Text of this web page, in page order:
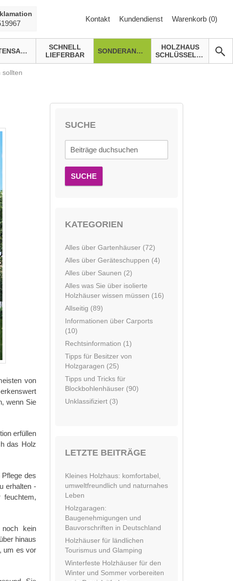
Kontakt Kundendienst Warenkorb (0)
GARTENSAUNA
SCHNELL
LIEFERBAR
SONDERANGEBOTE
HOLZHAUS
SCHLÜSSELFERTIG
sollten
von
wenn Sie
erfüllen
das Holz
des
erhalten -
kein
hinaus
um es vor
SUCHE
SUCHE
KATEGORIEN
Alles über Gartenhäuser (72)
Alles über Geräteschuppen (4)
Alles über Saunen (2)
Alles was Sie über isolierte
Holzhäuser wissen müssen (16)
Allseitig (89)
Informationen über Carports
(10)
Rechtsinformation (1)
Tipps für Besitzer von
Holzgaragen (25)
Tipps und Tricks für
Blockbohlenhäuser (90)
Unklassifiziert (3)
LETZTE BEITRÄGE
Kleines Holzhaus: komfortabel,
umweltfreundlich und naturnahes
Leben
Holzgaragen:
Baugenehmigungen und
Bauvorschriften in Deutschland
Holzhäuser für ländlichen
Tourismus und Glamping
Winterfeste Holzhäuser für den
Winter und Sommer vorbereiten